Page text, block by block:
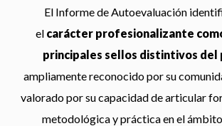
El Informe de Autoevaluación
el carácter profesionalizante
principales sellos distintivos del
ampliamente reconocido por su
valorado por su capacidad de articular
metodológica y práctica en el